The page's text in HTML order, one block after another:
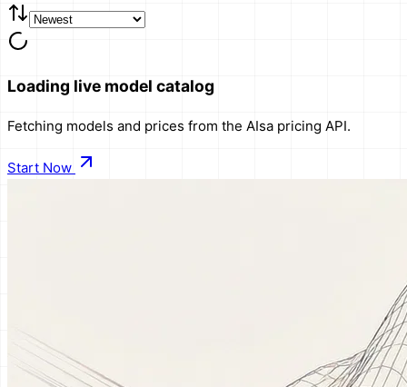
Loading live model catalog
Fetching models and prices from the AIsa pricing API.
Start Now